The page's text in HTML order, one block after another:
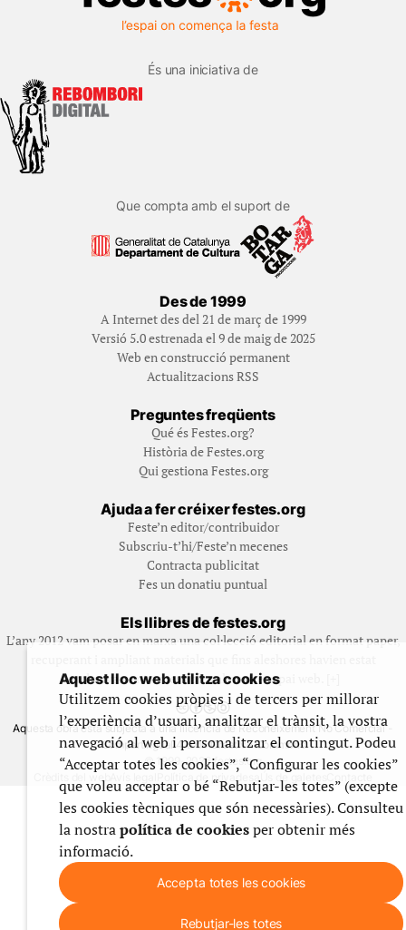
És una iniciativa de
Que compta amb el suport de
Des de 1999
A Internet des del 21 de març de 1999
Versió 5.0 estrenada el 9 de maig de 2025
Web en construcció permanent
Actualitzacions RSS
Preguntes freqüents
Qué és Festes.org?
Història de Festes.org
Qui gestiona Festes.org
Ajuda a fer créixer festes.org
Feste’n editor/contribuidor
Subscriu-t’hi/Feste’n mecenes
Contracta publicitat
Fes un donatiu puntual
Els llibres de festes.org
L’any 2012 vam posar en marxa una col·lecció editorial en format paper,
exclusivament accessibles al nostre espai web. [+]
Aquesta obra està subjecta a una llicència de Reconeixement No Comercial -
CompartirIgual 4.0 de Creative Commons
© 1999-2026 festes.org
Crèdits del web
Política de privadesaÚs de galetes
Aquest lloc web utilitza cookies
Utilitzem cookies pròpies i de tercers per millorar
l’experiència d’usuari, analitzar el trànsit, la vostra
navegació al web i personalitzar el contingut. Podeu
“Acceptar totes les cookies”, “Configurar les cookies”
que voleu acceptar o bé “Rebutjar-les totes” (excepte
les cookies tècniques que són necessàries). Consulteu
la nostrapolítica de cookiesper obtenir més
informació.
Accepta totes les cookies
Rebutjar-les totes